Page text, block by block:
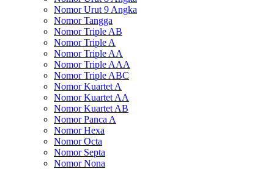
Nomor Urut 9 Angka
Nomor Tangga
Nomor Triple AB
Nomor Triple A
Nomor Triple AA
Nomor Triple AAA
Nomor Triple ABC
Nomor Kuartet A
Nomor Kuartet AA
Nomor Kuartet AB
Nomor Panca A
Nomor Hexa
Nomor Octa
Nomor Septa
Nomor Nona